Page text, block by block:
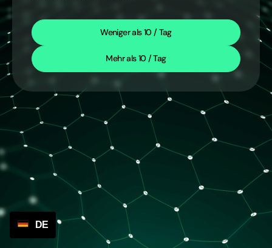
Weniger als 10 / Tag
Mehr als 10 / Tag
DE